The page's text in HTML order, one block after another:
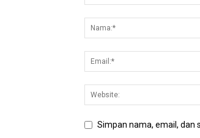
Simpan nama, email, dan